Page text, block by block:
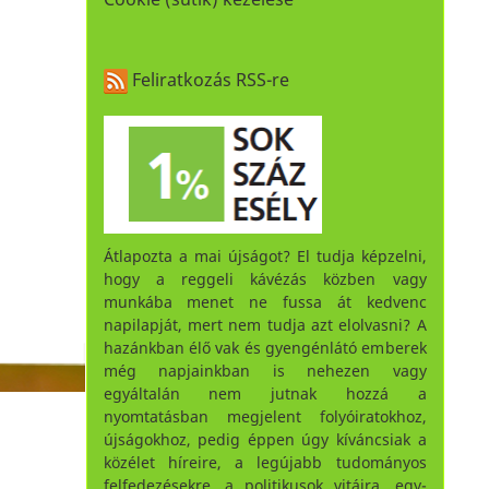
Feliratkozás RSS-re
Átlapozta a mai újságot? El tudja képzelni,
hogy a reggeli kávézás közben vagy
munkába menet ne fussa át kedvenc
napilapját, mert nem tudja azt elolvasni? A
hazánkban élő vak és gyengénlátó emberek
még napjainkban is nehezen vagy
egyáltalán nem jutnak hozzá a
nyomtatásban megjelent folyóiratokhoz,
újságokhoz, pedig éppen úgy kíváncsiak a
közélet híreire, a legújabb tudományos
felfedezésekre, a politikusok vitáira, egy-